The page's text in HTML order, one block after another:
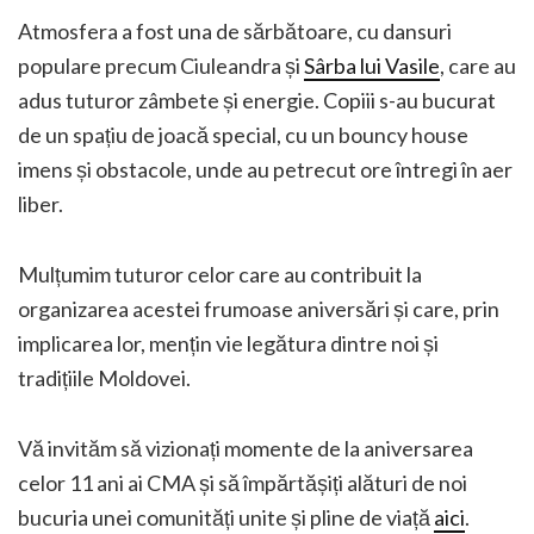
Atmosfera a fost una de sărbătoare, cu dansuri
populare precum Ciuleandra șiSârba lui Vasile, care au
adus tuturor zâmbete și energie. Copiii s-au bucurat
de un spațiu de joacă special, cu un bouncy house
imens și obstacole, unde au petrecut ore întregi în aer
liber.
Mulțumim tuturor celor care au contribuit la
organizarea acestei frumoase aniversări și care, prin
implicarea lor, mențin vie legătura dintre noi și
tradițiile Moldovei.
Vă invităm să vizionați momente de la aniversarea
celor 11 ani ai CMA și să împărtășiți alături de noi
bucuria unei comunități unite și pline de viață aici.